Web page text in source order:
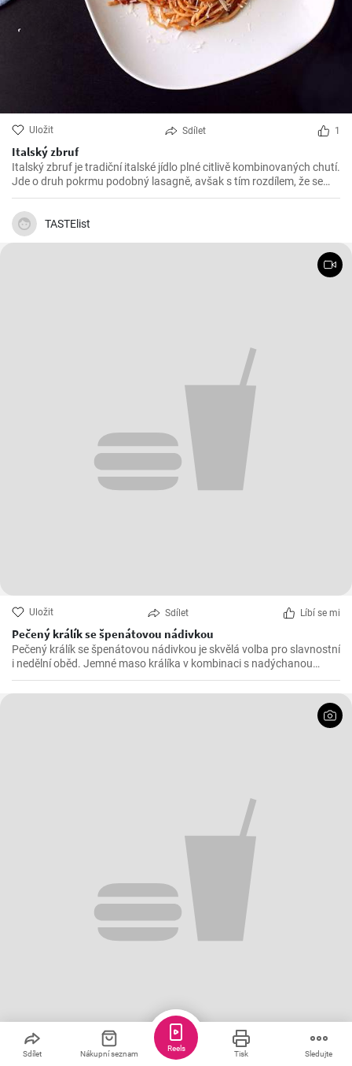
Uložit Sdílet 1
Italský zbruf
Italský zbruf je tradiční italské jídlo plné citlivě kombinovaných chutí.
Jde o druh pokrmu podobný lasagně, avšak s tím rozdílem, že se
vrství těstoviny s omáčkou a sýrem, a to vše se zapéká v troubě.
Připravuje se hlavně v severní Itálii, konkrétně v regionu Ligurie.
TASTElist
Uložit Sdílet Líbí se mi
Pečený králík se špenátovou nádivkou
Pečený králík se špenátovou nádivkou je skvělá volba pro slavnostní
i nedělní oběd. Jemné maso králíka v kombinaci s nadýchanou
špenátovou nádivkou vytváří lahodnou harmonii chutí.
Sdílet Nákupní seznam Tisk Sledujte
Reels